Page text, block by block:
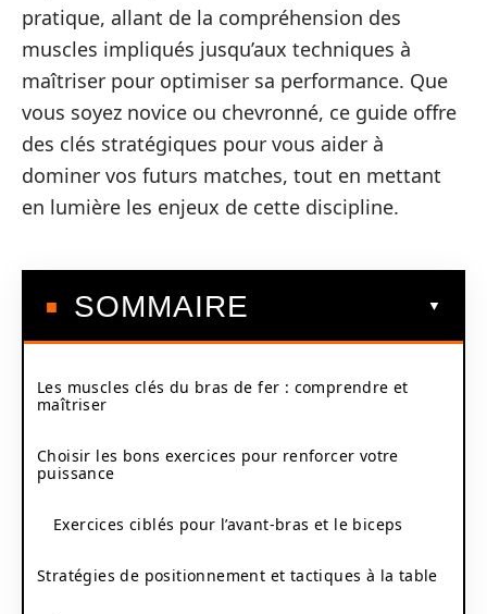
pratique, allant de la compréhension des
muscles impliqués jusqu’aux techniques à
maîtriser pour optimiser sa performance. Que
vous soyez novice ou chevronné, ce guide offre
des clés stratégiques pour vous aider à
dominer vos futurs matches, tout en mettant
en lumière les enjeux de cette discipline.
SOMMAIRE
Les muscles clés du bras de fer : comprendre et
maîtriser
Choisir les bons exercices pour renforcer votre
puissance
Exercices ciblés pour l’avant-bras et le biceps
Stratégies de positionnement et tactiques à la table